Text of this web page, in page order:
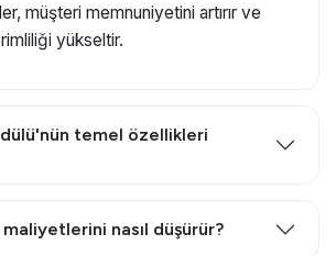
müşteri memnuniyetini artırır ve
yükseltir.
temel özellikleri
nasıl düşürür?